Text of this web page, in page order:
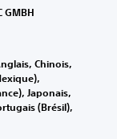
GMBH
Chinois,
Japonais,
(Brésil),